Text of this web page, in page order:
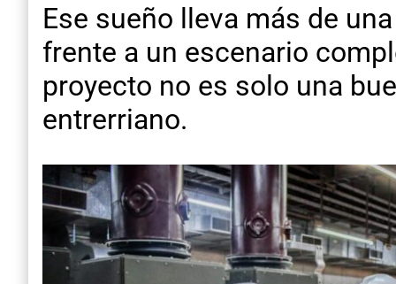
Ese sueño lleva más de
frente a un escenario
proyecto no es solo una
entrerriano.